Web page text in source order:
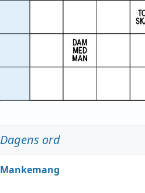
Dagens ord
Mankemang